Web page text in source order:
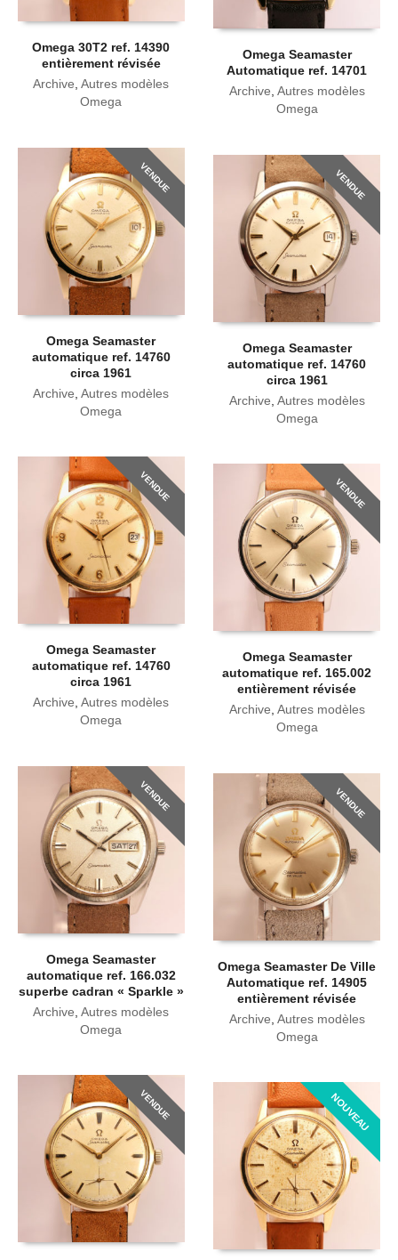
Omega 30T2 ref. 14390
entièrement révisée
Archive ,Autres modèles
Omega
Omega Seamaster
Automatique ref. 14701
Archive Autres modèles
Omega
VENDUE
Omega Seamaster
automatique ref. 14760
circa 1961
Archive ,Autres modèles
Omega
VENDUE
Omega Seamaster
automatique ref. 14760
circa 1961
Archive Autres modèles
Omega
VENDUE
Omega Seamaster
automatique ref. 14760
circa 1961
Archive ,Autres modèles
Omega
VENDUE
Omega Seamaster
automatique ref. 165.002
entièrement révisée
Archive Autres modèles
Omega
VENDUE
Omega Seamaster
automatique ref. 166.032
superbe cadran « Sparkle »
Archive ,Autres modèles
Omega
VENDUE
Omega Seamaster De Ville
Automatique ref. 14905
entièrement révisée
Archive Autres modèles
Omega
VENDUE NOUVEAU